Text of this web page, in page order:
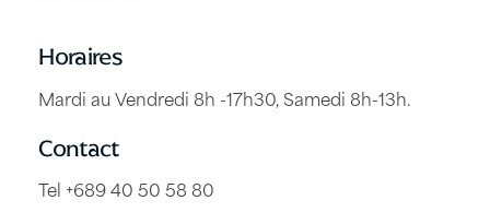
Horaires
Mardi au Vendredi 8h -17h30, Samedi 8h-13h.
Contact
Tel +689 40 50 58 80